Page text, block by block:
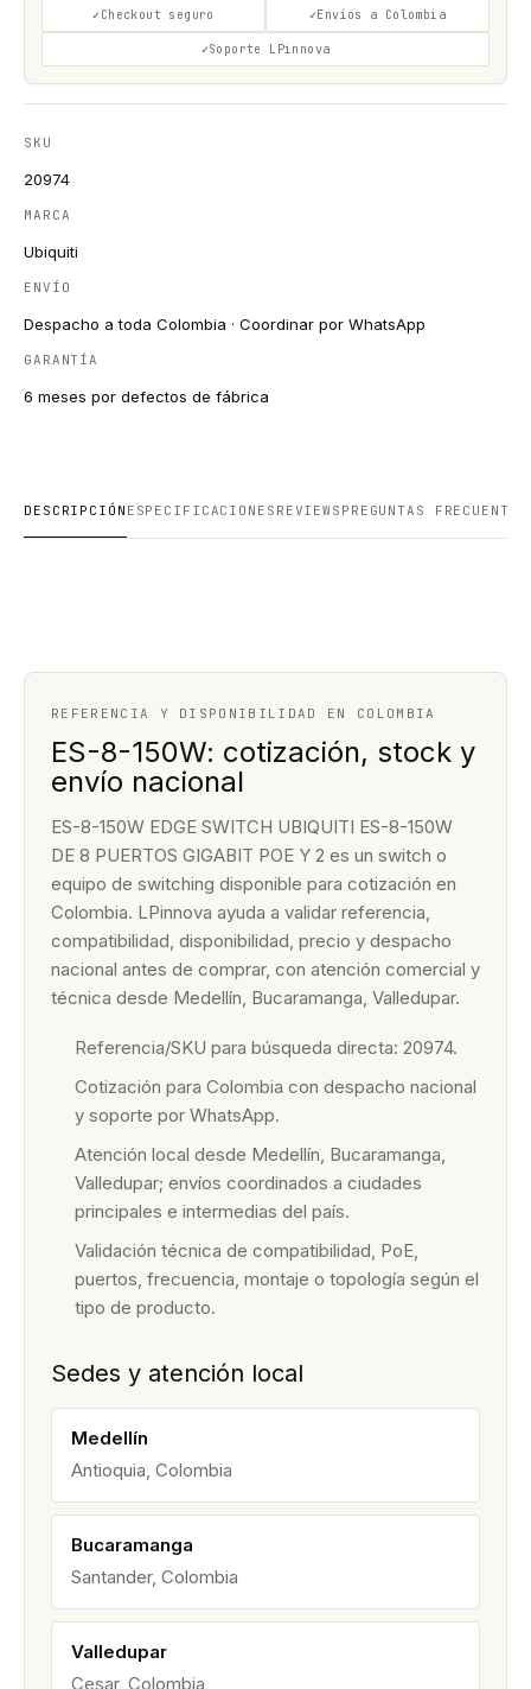
Checkout seguro Envíos a Colombia
Soporte LPinnova
SKU
20974
MARCA
Ubiquiti
ENVÍO
Despacho a toda Colombia · Coordinar por WhatsApp
GARANTÍA
6 meses por defectos de fábrica
DESCRIPCIÓN ESPECIFICACIONES REVIEWS PREGUNTAS FRECUENTES
REFERENCIA Y DISPONIBILIDAD EN COLOMBIA
ES-8-150W: cotización, stock y
envío nacional
ES-8-150W EDGE SWITCH UBIQUITI ES-8-150W
DE 8 PUERTOS GIGABIT POE Y 2 es un switch o
equipo de switching disponible para cotización en
Colombia. LPinnova ayuda a validar referencia,
compatibilidad, disponibilidad, precio y despacho
nacional antes de comprar, con atención comercial y
técnica desde Medellín, Bucaramanga, Valledupar.
Referencia/SKU para búsqueda directa: 20974.
Cotización para Colombia con despacho nacional
y soporte por WhatsApp.
Atención local desde Medellín, Bucaramanga,
Valledupar; envíos coordinados a ciudades
principales e intermedias del país.
Validación técnica de compatibilidad, PoE,
puertos, frecuencia, montaje o topología según el
tipo de producto.
Sedes y atención local
Medellín
Antioquia, Colombia
Bucaramanga
Santander, Colombia
Valledupar
Cesar, Colombia